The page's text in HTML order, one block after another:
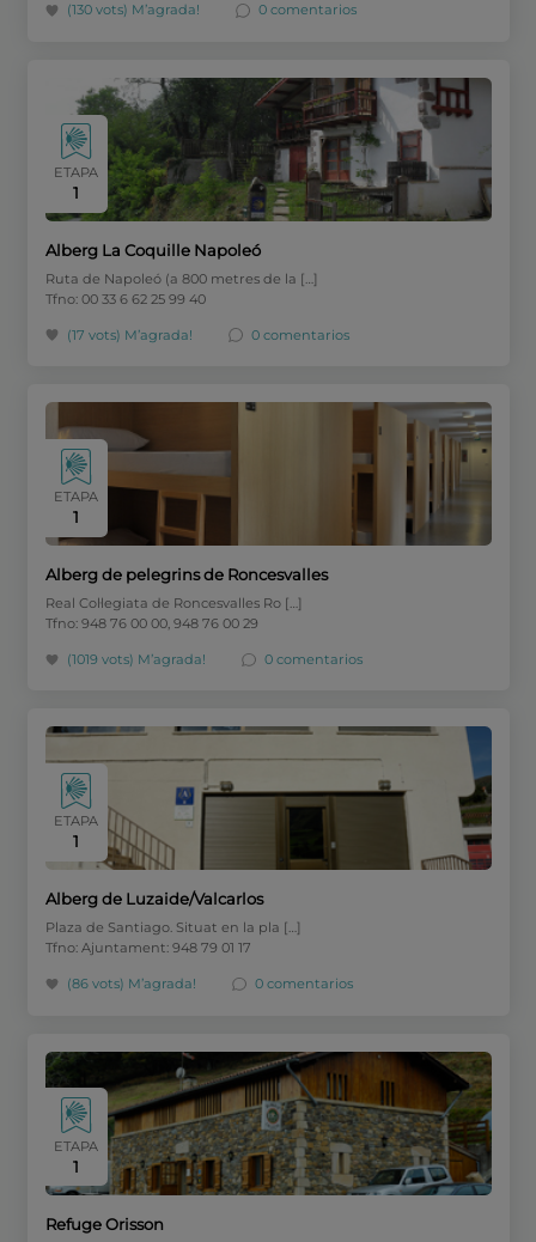
(130 vots) M’agrada! 0 comentarios
ETAPA
1
Alberg La Coquille Napoleó
Ruta de Napoleó (a 800 metres de la […]
Tfno: 00 33 6 62 25 99 40
(17 vots) M’agrada! 0 comentarios
ETAPA
1
Alberg de pelegrins de Roncesvalles
Real Col·legiata de Roncesvalles Ro […]
Tfno: 948 76 00 00, 948 76 00 29
(1019 vots) M’agrada! 0 comentarios
ETAPA
1
Alberg de Luzaide/Valcarlos
Plaza de Santiago. Situat en la pla […]
Tfno: Ajuntament: 948 79 01 17
(86 vots) M’agrada! 0 comentarios
ETAPA
1
Refuge Orisson